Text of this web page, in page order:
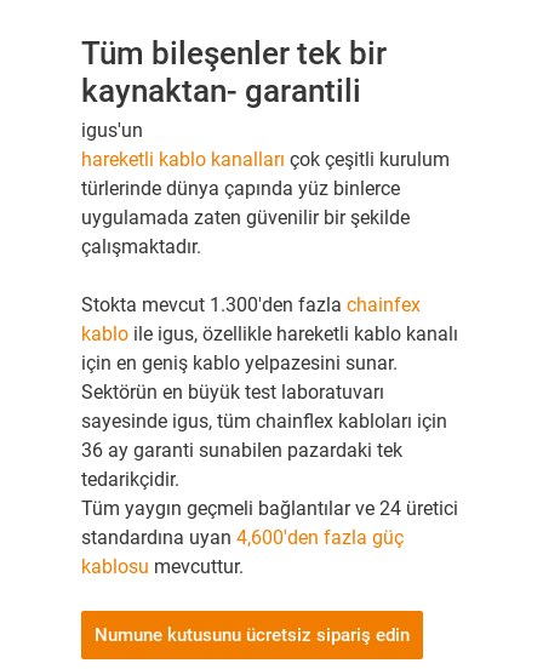
Tüm bileşenler tek bir
kaynaktan- garantili
igus'un
hareketli kablo kanalları çok çeşitli kurulum
türlerinde dünya çapında yüz binlerce
uygulamada zaten güvenilir bir şekilde
çalışmaktadır.
Stokta mevcut 1.300'den fazla chainfex
kabloile igus, özellikle hareketli kablo kanalı
için en geniş kablo yelpazesini sunar.
Sektörün en büyük test laboratuvarı
sayesinde igus, tüm chainflex kabloları için
36 ay garanti sunabilen pazardaki tek
tedarikçidir.
Tüm yaygın geçmeli bağlantılar ve 24 üretici
standardına uyan 4,600'den fazla güç
kablosu mevcuttur.
Numune kutusunu ücretsiz sipariş edin